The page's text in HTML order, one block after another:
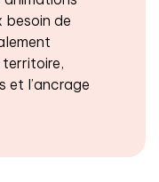
besoin de
et l’ancrage